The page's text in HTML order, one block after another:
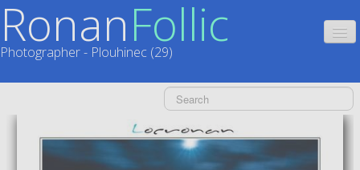
RonanFollic
Photographer - Plouhinec (29)
CATALOGUES
CALENDRIERS